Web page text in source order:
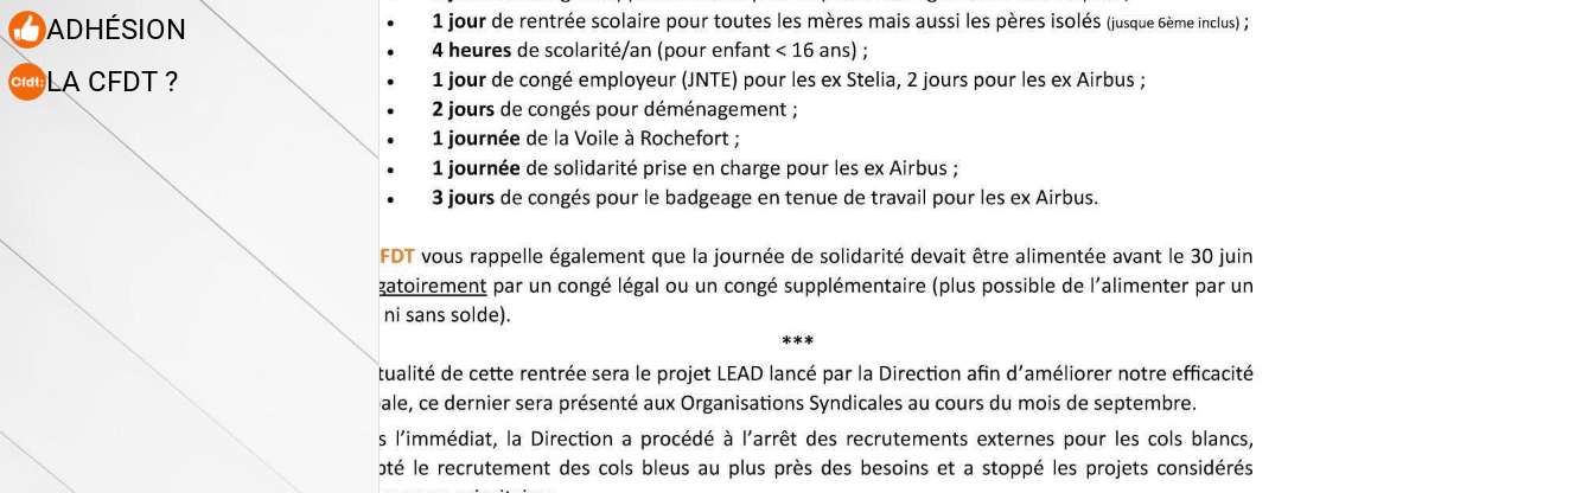
ADHÉSION
LA CFDT ?